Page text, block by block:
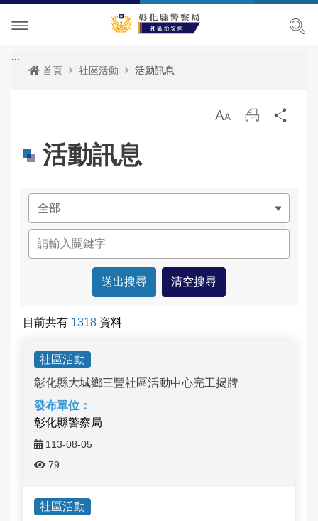
社區治安簡介
治安社區導覽
竹塘鄉竹塘社區
社頭鄉張厝社區
鹿港鎮南勢社區
溪湖鎮汴頭社區
永靖鄉五汴社區
永靖鄉五福社區
田中鎮西路社區
員林市大埔社區
活動訊息
政令宣導
社區經驗分享
下載專區
電子報
常見問答
:::
首頁
社區活動 活動訊息
放 列
活動訊息
目前共有 1318 資料
社區活動
彰化縣大城鄉三豐社區活動中心完工揭牌
彰化縣警察局
113-08-05
79
社區活動